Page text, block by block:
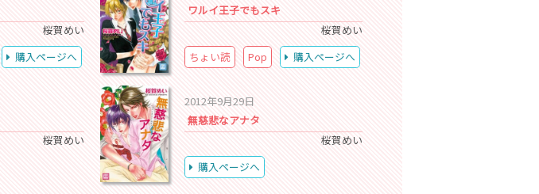
桜賀めい
購入ページへ
ワルイ王子でもスキ
桜賀めい
ちょい読
Pop 購入ページへ
桜賀めい
2012年9月29日
無慈悲なアナタ
桜賀めい
購入ページへ